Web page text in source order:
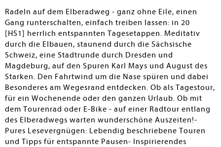
Radeln auf dem Elberadweg - ganz ohne Eile, einen
Gang runterschalten, einfach treiben lassen: in 20
[HS1] herrlich entspannten Tagesetappen. Meditativ
durch die Elbauen, staunend durch die Sächsische
Schweiz, eine Stadtrunde durch Dresden und
Magdeburg, auf den Spuren Karl Mays und August des
Starken. Den Fahrtwind um die Nase spüren und dabei
Besonderes am Wegesrand entdecken. Ob als Tagestour,
für ein Wochenende oder den ganzen Urlaub. Ob mit
dem Tourenrad oder E-Bike - auf einer Radtour entlang
des Elberadwegs warten wunderschöne Auszeiten!-
Pures Lesevergnügen: Lebendig beschriebene Touren
und Tipps für entspannte Pausen- Inspirierendes